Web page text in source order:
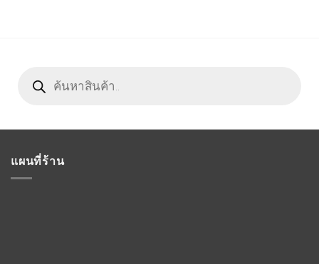
search
แผนที่ร้าน